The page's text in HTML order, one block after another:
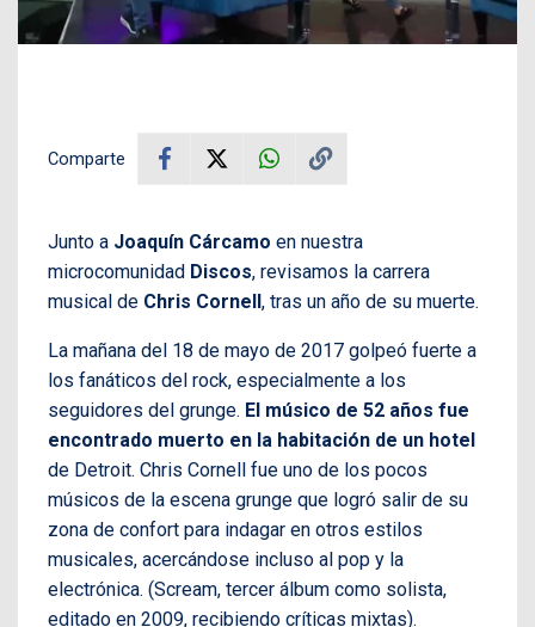
Comparte
Junto a Joaquín Cárcamo en nuestra
microcomunidad Discos, revisamos la carrera
musical de Chris Cornell, tras un año de su muerte.
La mañana del 18 de mayo de 2017 golpeó fuerte a
los fanáticos del rock, especialmente a los
seguidores del grunge. El músico de 52 años fue
encontrado muerto en la habitación de un hotel
de Detroit. Chris Cornell fue uno de los pocos
músicos de la escena grunge que logró salir de su
zona de confort para indagar en otros estilos
musicales, acercándose incluso al pop y la
electrónica. (Scream, tercer álbum como solista,
editado en 2009, recibiendo críticas mixtas).